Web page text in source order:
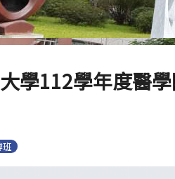
學112學年度醫
班